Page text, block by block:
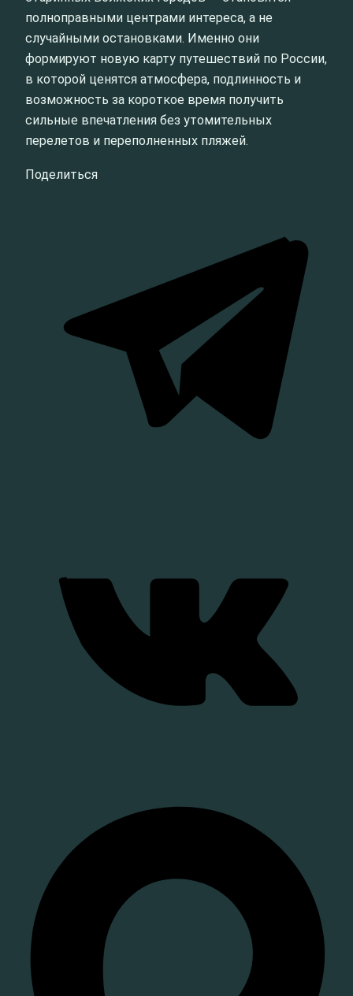
полноправными центрами интереса, а не
случайными остановками. Именно они
формируют новую карту путешествий по России,
в которой ценятся атмосфера, подлинность и
возможность за короткое время получить
сильные впечатления без утомительных
перелетов и переполненных пляжей.
Поделиться